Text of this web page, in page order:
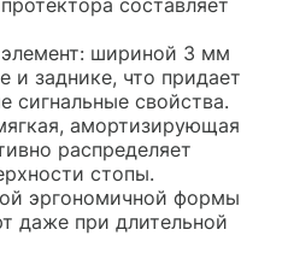
составляет
шириной 3 мм
и заднике, что придает
сигнальные свойства.
амортизирующая
распределяет
стопы.
эргономичной формы
даже при длительной